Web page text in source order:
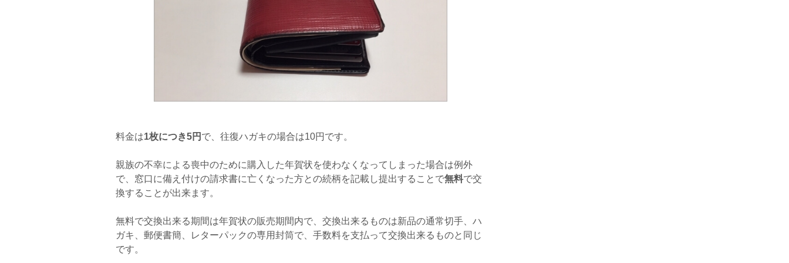
料金は1枚につき5円 で、往復ハガキの場合は10円です。
親族の不幸による喪中のために購入した年賀状を使わなくなってしまった場合は例外
で、窓口に備え付けの請求書に亡くなった方との続柄を記載し提出することで無料で交
換することが出来ます。
無料で交換出来る期間は年賀状の販売期間内で、交換出来るものは新品の通常切手、ハ
ガキ、郵便書簡、レターパックの専用封筒で、手数料を支払って交換出来るものと同じ
です。